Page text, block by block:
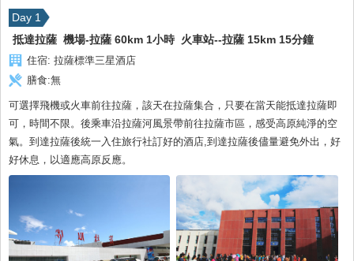
Day 1
抵達拉薩 機場-拉薩 60km 1小時 火車站--拉薩 15km 15分鐘
住宿: 拉薩標準三星酒店
膳食:無
可選擇飛機或火車前往拉薩，該天在拉薩集合，只要在當天能抵達拉薩即
可，時間不限。後乘車沿拉薩河風景帶前往拉薩市區，感受高原純淨的空
氣。到達拉薩後統一入住旅行社訂好的酒店,到達拉薩後儘量避免外出，好
好休息，以適應高原反應。